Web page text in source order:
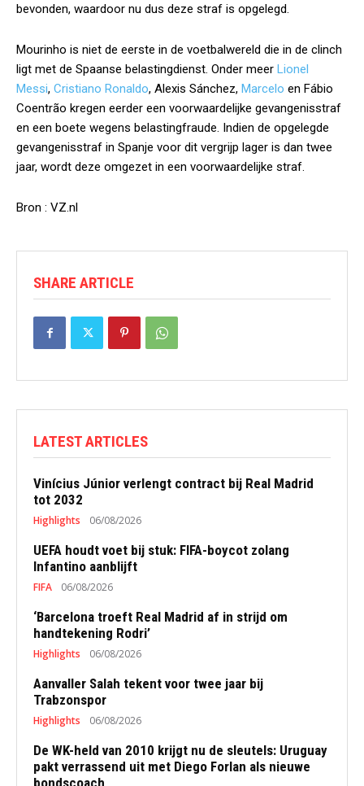
bevonden, waardoor nu dus deze straf is opgelegd.
Mourinho is niet de eerste in de voetbalwereld die in de clinch
ligt met de Spaanse belastingdienst. Onder meer Lionel
Messi, Cristiano Ronaldo, Alexis Sánchez, Marcelo en Fábio
Coentrão kregen eerder een voorwaardelijke gevangenisstraf
en een boete wegens belastingfraude. Indien de opgelegde
gevangenisstraf in Spanje voor dit vergrijp lager is dan twee
jaar, wordt deze omgezet in een voorwaardelijke straf.
Bron : VZ.nl
SHARE ARTICLE
LATEST ARTICLES
Vinícius Júnior verlengt contract bij Real Madrid
tot 2032
Highlights 06/08/2026
UEFA houdt voet bij stuk: FIFA-boycot zolang
Infantino aanblijft
FIFA 06/08/2026
‘Barcelona troeft Real Madrid af in strijd om
handtekening Rodri’
Highlights 06/08/2026
Aanvaller Salah tekent voor twee jaar bij
Trabzonspor
Highlights 06/08/2026
De WK-held van 2010 krijgt nu de sleutels: Uruguay
pakt verrassend uit met Diego Forlan als nieuwe
bondscoach